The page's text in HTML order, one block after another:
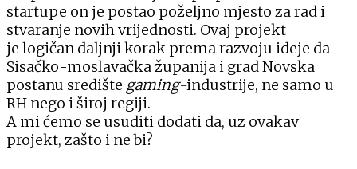
startupe on je postao poželjno mjesto za rad i
stvaranje novih vrijednosti. Ovaj projekt
je logičan daljnji korak prema razvoju ideje da
Sisačko-moslavačka županija i grad Novska
postanu središte gaming-industrije, ne samo u
RH nego i široj regiji.
A mi ćemo se usuditi dodati da, uz ovakav
projekt, zašto i ne bi?